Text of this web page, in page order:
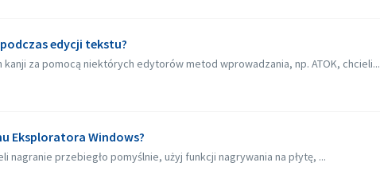
edycji tekstu?
za pomocą niektórych edytorów metod wprowadzania, np. ATOK, chcieli...
Eksploratora Windows?
przebiegło pomyślnie, użyj funkcji nagrywania na płytę, ...